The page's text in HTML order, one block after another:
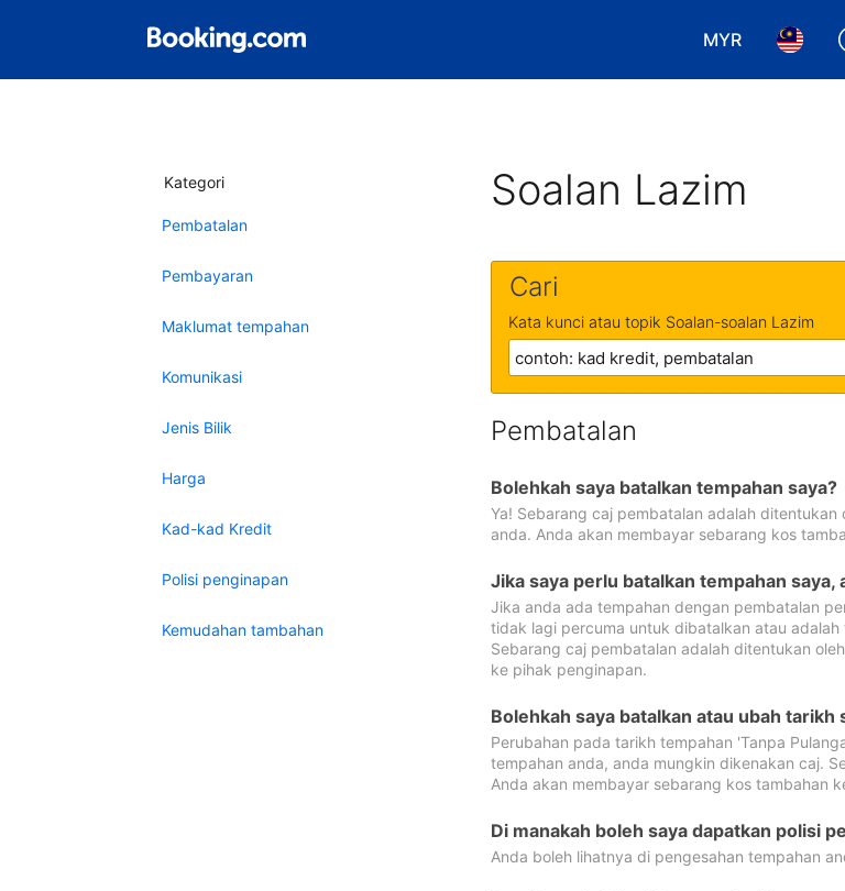
MYR
Pilih mataPilih
Kategori
Pembatalan
Pembayaran
Maklumat tempahan
Komunikasi
Jenis Bilik
Harga
Kad-kad Kredit
Polisi penginapan
Kemudahan tambahan
Soalan Lazim
Cari
Kata kunci atau topik Soalan-soalan Lazim
Pembatalan
Bolehkah saya batalkan tempahan saya?
Ya! Sebarang caj pembatalan adalah
anda. Anda akan membayar sebarang kos
Jika saya perlu batalkan tempahan saya,
Jika anda ada tempahan dengan pembatalan
tidak lagi percuma untuk dibatalkan atau
Sebarang caj pembatalan adalah ditentukan
ke pihak penginapan.
Bolehkah saya batalkan atau ubah
Perubahan pada tarikh tempahan 'Tanpa
tempahan anda, anda mungkin dikenakan caj.
Anda akan membayar sebarang kos tambahan
Di manakah boleh saya dapatkan polisi
Anda boleh lihatnya di pengesahan tempahan